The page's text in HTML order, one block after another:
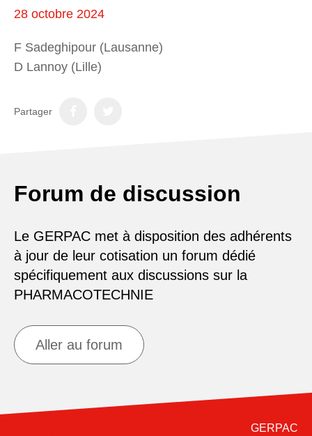
28 octobre 2024
F Sadeghipour (Lausanne)
D Lannoy (Lille)
Partager
Forum de discussion
Le GERPAC met à disposition des adhérents
à jour de leur cotisation un forum dédié
spécifiquement aux discussions sur la
PHARMACOTECHNIE
Aller au forum
GERPAC